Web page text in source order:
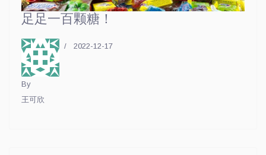
足足一百颗糖！
By
王可欣
2022-12-17